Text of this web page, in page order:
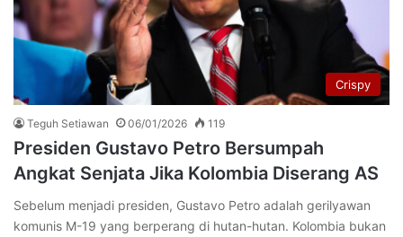
Crispy
Teguh Setiawan 06/01/2026 119
Presiden Gustavo Petro Bersumpah
Angkat Senjata Jika Kolombia Diserang AS
Sebelum menjadi presiden, Gustavo Petro adalah gerilyawan
komunis M-19 yang berperang di hutan-hutan. Kolombia bukan